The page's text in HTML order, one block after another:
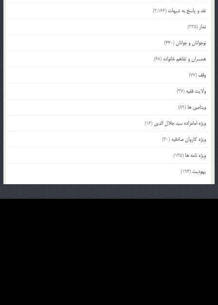
نقد و پاسخ به شبهات (2,166)
نماز (225)
نوجوانان و جوانان(440)
همسران و تفاهم خانواده (68)
وقف (77)
ولایت فقیه (37)
ویتامین ها (89)
ویژه امامزاده سید جلال الدین (16)
ویژه کاروان صادقیه (30)
ویژه نامه ها (135)
یهودیت (194)